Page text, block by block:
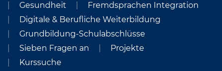
Gesundheit
Fremdsprachen Integration
Digitale & Berufliche Weiterbildung
Grundbildung-Schulabschlüsse
Sieben Fragen an
Projekte
Kurssuche